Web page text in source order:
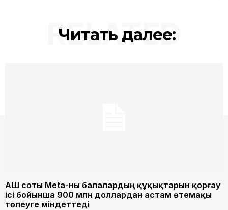
Читать далее:
RELATED
АҚШ соты Meta-ны балалардың құқықтарын қорғау
ісі бойынша 900 млн доллардан астам өтемақы
төлеуге міндеттеді